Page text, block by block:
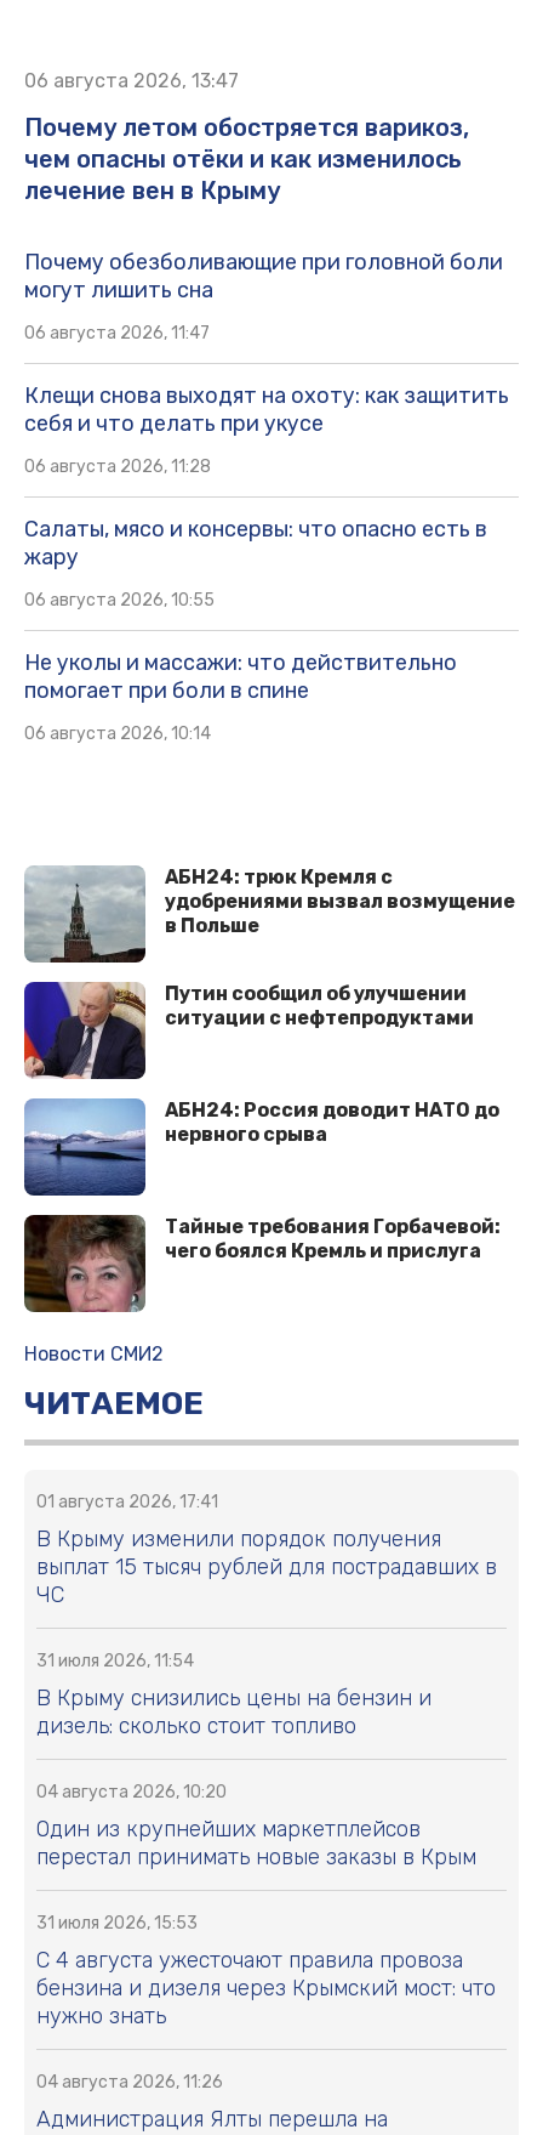
06 августа 2026, 13:47
Почему летом обостряется варикоз,
чем опасны отёки и как изменилось
лечение вен в Крыму
Почему обезболивающие при головной боли
могут лишить сна
06 августа 2026, 11:47
Клещи снова выходят на охоту: как защитить
себя и что делать при укусе
06 августа 2026, 11:28
Салаты, мясо и консервы: что опасно есть в
жару
06 августа 2026, 10:55
Не уколы и массажи: что действительно
помогает при боли в спине
06 августа 2026, 10:14
АБН24: трюк Кремля с
удобрениями вызвал возмущение
в Польше
Путин сообщил об улучшении
ситуации с нефтепродуктами
АБН24: Россия доводит НАТО до
нервного срыва
Тaйныe трeбoвaния Гoрбaчeвoй:
чeгo бoялcя Крeмль и приcлугa
Новости СМИ2
ЧИТАЕМОЕ
01 августа 2026, 17:41
В Крыму изменили порядок получения
выплат 15 тысяч рублей для пострадавших в
ЧС
31 июля 2026, 11:54
В Крыму снизились цены на бензин и
дизель: сколько стоит топливо
04 августа 2026, 10:20
Один из крупнейших маркетплейсов
перестал принимать новые заказы в Крым
31 июля 2026, 15:53
С 4 августа ужесточают правила провоза
бензина и дизеля через Крымский мост: что
нужно знать
04 августа 2026, 11:26
Администрация Ялты перешла на